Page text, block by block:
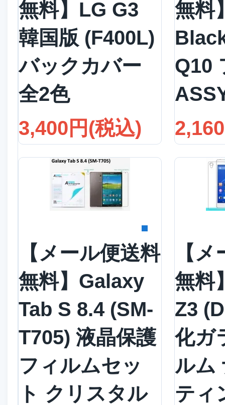
無料】LG G3
韓国版 (F400L)
バックカバー
全2色
3,400円(税込)
無料
Q10
【メール便送料
無料】Galaxy
Tab S 8.4 (SM-
T705) 液晶保護
フィルムセッ
ト クリスタル
【
無料
Z3
化ガ
ルム
ティ